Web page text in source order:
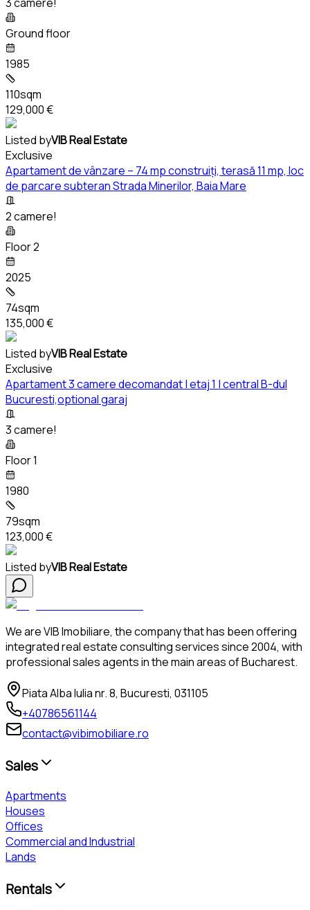
3 camere!
Ground floor
1985
110sqm
129,000 €
Listed byVIB Real Estate
Exclusive
Apartament de vânzare – 74 mp construiți, terasă 11 mp, loc
de parcare subteran Strada Minerilor, Baia Mare
2 camere!
Floor 2
2025
74sqm
135,000 €
Listed byVIB Real Estate
Exclusive
Apartament 3 camere decomandat | etaj 1 | central B-dul
Bucuresti,optional garaj
3 camere!
Floor 1
1980
79sqm
123,000 €
Listed byVIB Real Estate
We are VIB Imobiliare, the company that has been offering
integrated real estate consulting services since 2004, with
professional sales agents in the main areas of Bucharest.
Piata Alba Iulia nr. 8, Bucuresti, 031105
+40786561144
contact@vibimobiliare.ro
Sales
Apartments
Houses
Offices
Commercial and Industrial
Lands
Rentals